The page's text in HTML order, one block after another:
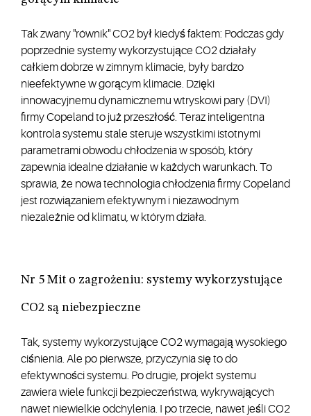
Tak zwany "równik" CO2 był kiedyś faktem: Podczas gdy
poprzednie systemy wykorzystujące CO2 działały
całkiem dobrze w zimnym klimacie, były bardzo
nieefektywne w gorącym klimacie. Dzięki
innowacyjnemu dynamicznemu wtryskowi pary (DVI)
firmy Copeland to już przeszłość. Teraz inteligentna
kontrola systemu stale steruje wszystkimi istotnymi
parametrami obwodu chłodzenia w sposób, który
zapewnia idealne działanie w każdych warunkach. To
sprawia, że nowa technologia chłodzenia firmy Copeland
jest rozwiązaniem efektywnym i niezawodnym
niezależnie od klimatu, w którym działa.
Nr 5 Mit o zagrożeniu: systemy wykorzystujące
CO2 są niebezpieczne
Tak, systemy wykorzystujące CO2 wymagają wysokiego
ciśnienia. Ale po pierwsze, przyczynia się to do
efektywności systemu. Po drugie, projekt systemu
zawiera wiele funkcji bezpieczeństwa, wykrywających
nawet niewielkie odchylenia. I po trzecie, nawet jeśli CO2